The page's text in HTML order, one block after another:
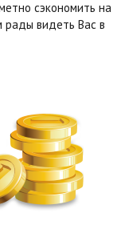
сэкономить на
видеть Вас в